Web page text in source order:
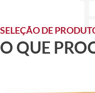
SELEÇÃO DE
O QUE